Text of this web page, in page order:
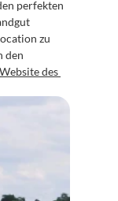
perfekten
zu
den
Website des